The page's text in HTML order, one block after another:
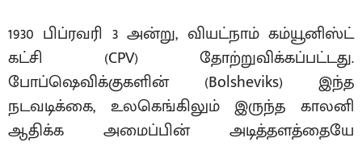
1930 பிப்ரவரி 3 அன்று, வியட்நாம் கம்யூனிஸ்ட்
கட்சி (CPV) தோற்றுவிக்கப்பட்டது.
போப்ஷெவிக்குகளின் (Bolsheviks) இந்த
நடவடிக்கை, உலகெங்கிலும் இருந்த காலனி
ஆதிக்க அமைப்பின் அடித்தளத்தையே